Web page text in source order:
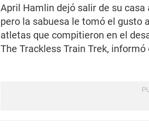
April Hamlin dejó salir de su
pero la sabuesa le tomó el gusto
atletas que compitieron en el
The Trackless Train Trek,